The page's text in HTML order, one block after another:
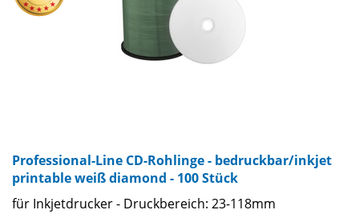
Professional-Line CD-Rohlinge - bedruckbar/inkjet
printable weiß diamond - 100 Stück
für Inkjetdrucker - Druckbereich: 23-118mm